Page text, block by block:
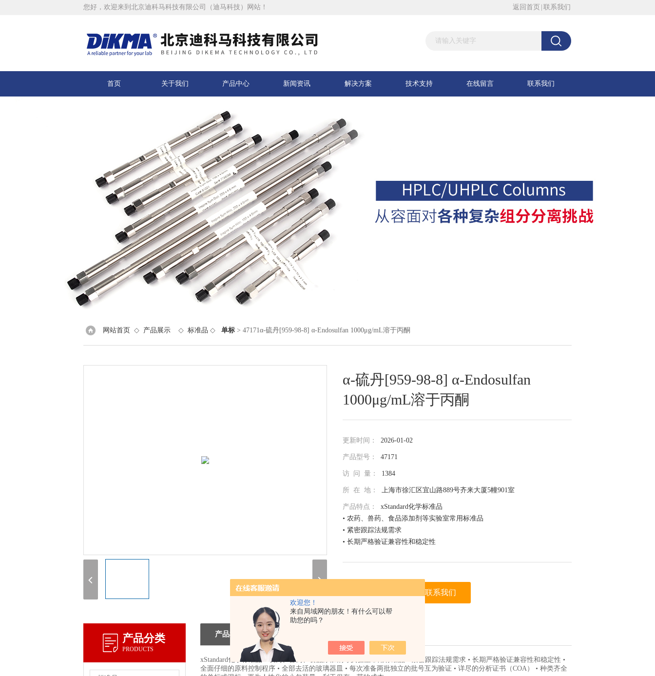
欢迎您！
来自局域网的朋友！有什么可以帮
助您的吗？
您好，欢迎来到北京迪科马科技有限公司（迪马科技）网站！ 返回首页 联系我们
首页 关于我们 产品中心 新闻资讯 解决方案 技术支持 在线留言 联系我们
网站首页 ◇ 产品展示 ◇ 标准品 ◇ 单标 > 47171α-硫丹[959-98-8] α-Endosulfan 1000μg/mL溶于丙酮
α-硫丹[959-98-8] α-Endosulfan
1000μg/mL溶于丙酮
更新时间： 2026-01-02
产品型号： 47171
访 问 量： 1384
所 在 地： 上海市徐汇区宜山路889号齐来大厦5幢901室
产品特点： xStandard化学标准品
• 农药、兽药、食品添加剂等实验室常用标准品
• 紧密跟踪法规需求
• 长期严格验证兼容性和稳定性
• 更为人性化的小包装量，利于保存，节约成本
联系我们
（联系我们，请说明是在 北京迪科马科技有限公司（迪马科技） 上看到的信
产品分类
PRODUCTS
产品概述
xStandard化学标准品 • 农药、兽药、食品添加剂等实验室常用标准品 • 紧密跟踪法规需求 • 长期严格验证兼容性和稳定性 •
全面仔细的原料控制程序 • 全部去活的玻璃器皿 • 每次准备两批独立的批号互为验证 • 详尽的分析证书（COA） • 种类齐全